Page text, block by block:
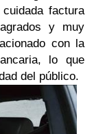
factura
y muy
con la
lo que
del público.